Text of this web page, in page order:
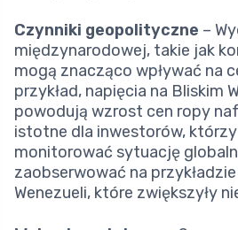
Czynniki geopolityczne –
międzynarodowej, takie jak
mogą znacząco wpływać na
przykład, napięcia na Bliskim
powodują wzrost cen ropy
istotne dla inwestorów,
monitorować sytuację
zaobserwować na
Wenezueli, które zwiększyły